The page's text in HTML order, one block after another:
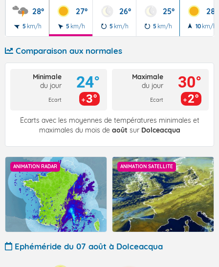
28°
5 km/h
27°
5 km/h
26°
5 km/h
25°
5 km/h
28°
10 km/h
Comparaison aux normales
Minimale
du jour
Ecart
24°
3°
Maximale
du jour
Ecart
30°
2°
Écarts avec les moyennes de températures minimales et
maximales du mois de août sur Dolceacqua
ANIMATION RADAR ANIMATION SATELLITE
Ephéméride du 07 août à Dolceacqua